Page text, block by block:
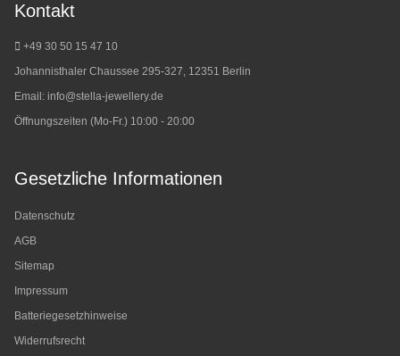
Kontakt
+49 30 50 15 47 10
Johannisthaler Chaussee 295-327, 12351 Berlin
Email: info@stella-jewellery.de
Öffnungszeiten (Mo-Fr.) 10:00 - 20:00
Gesetzliche Informationen
Datenschutz
AGB
Sitemap
Impressum
Batteriegesetzhinweise
Widerrufsrecht